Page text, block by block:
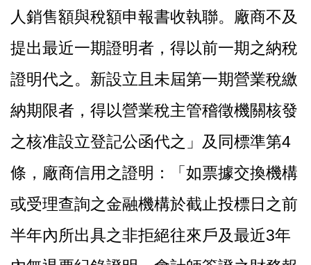
人銷售額與稅額申報書收執聯。廠商不及
提出最近一期證明者，得以前一期之納稅
證明代之。新設立且未屆第一期營業稅繳
納期限者，得以營業稅主管稽徵機關核發
之核准設立登記公函代之」及同標準第4
條，廠商信用之證明：「如票據交換機構
或受理查詢之金融機構於截止投標日之前
半年內所出具之非拒絕往來戶及最近3年